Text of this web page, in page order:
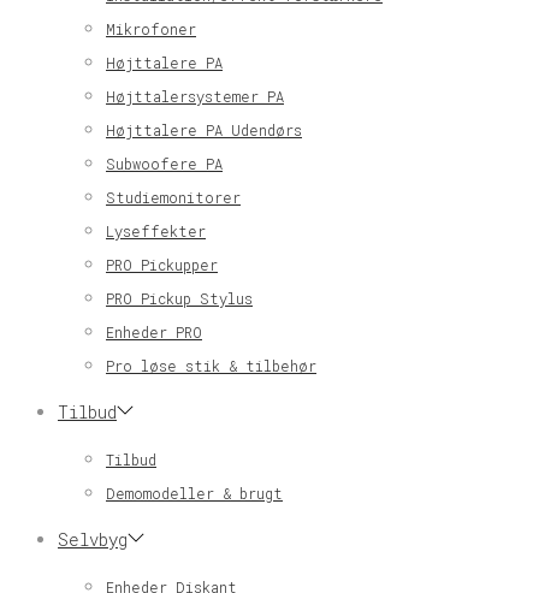
Mikrofoner
Højttalere PA
Højttalersystemer PA
Højttalere PA Udendørs
Subwoofere PA
Studiemonitorer
Lyseffekter
PRO Pickupper
PRO Pickup Stylus
Enheder PRO
Pro løse stik & tilbehør
Tilbud
Tilbud
Demomodeller & brugt
Selvbyg
Enheder Diskant